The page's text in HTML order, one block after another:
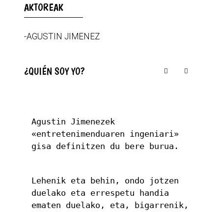
AKTOREAK
-AGUSTIN JIMENEZ
¿QUIÉN SOY YO?
Agustin Jimenezek
«entretenimenduaren ingeniari»
gisa definitzen du bere burua.
Lehenik eta behin, ondo jotzen
duelako eta errespetu handia
ematen duelako, eta, bigarrenik,